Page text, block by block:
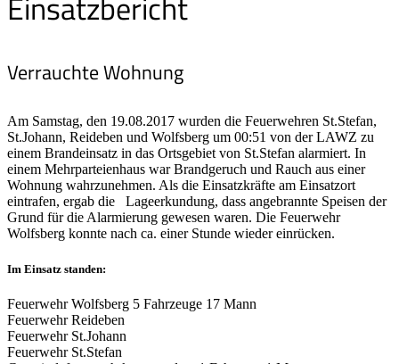
Verrauchte Wohnung
Am Samstag, den 19.08.2017 wurden die Feuerwehren St.Stefan,
St.Johann, Reideben und Wolfsberg um 00:51 von der LAWZ zu
einem Brandeinsatz in das Ortsgebiet von St.Stefan alarmiert. In
einem Mehrparteienhaus war Brandgeruch und Rauch aus einer
Wohnung wahrzunehmen. Als die Einsatzkräfte am Einsatzort
eintrafen, ergab die Lageerkundung, dass angebrannte Speisen der
Grund für die Alarmierung gewesen waren. Die Feuerwehr
Wolfsberg konnte nach ca. einer Stunde wieder einrücken.
Im Einsatz standen:
Feuerwehr Wolfsberg 5 Fahrzeuge 17 Mann
Feuerwehr Reideben
Feuerwehr St.Johann
Feuerwehr St.Stefan